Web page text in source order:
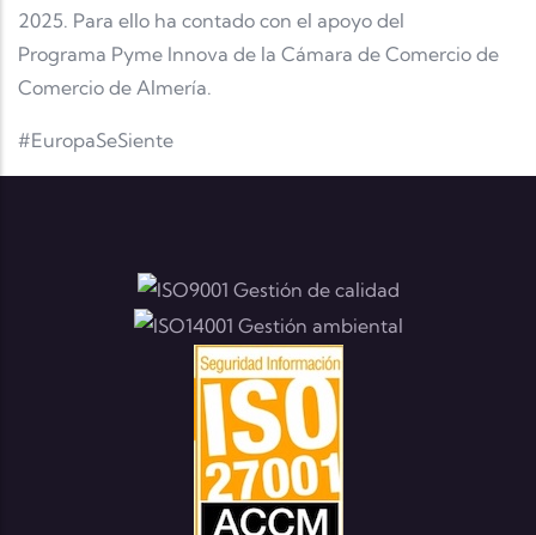
2025. Para ello ha contado con el apoyo del
Programa Pyme Innova de la Cámara de Comercio de
Comercio de Almería.
#EuropaSeSiente